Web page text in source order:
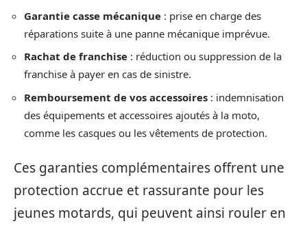
Garantie casse mécanique : prise en charge des
réparations suite à une panne mécanique imprévue.
Rachat de franchise : réduction ou suppression de la
franchise à payer en cas de sinistre.
Remboursement de vos accessoires : indemnisation
des équipements et accessoires ajoutés à la moto,
comme les casques ou les vêtements de protection.
Ces garanties complémentaires offrent une
protection accrue et rassurante pour les
jeunes motards, qui peuvent ainsi rouler en